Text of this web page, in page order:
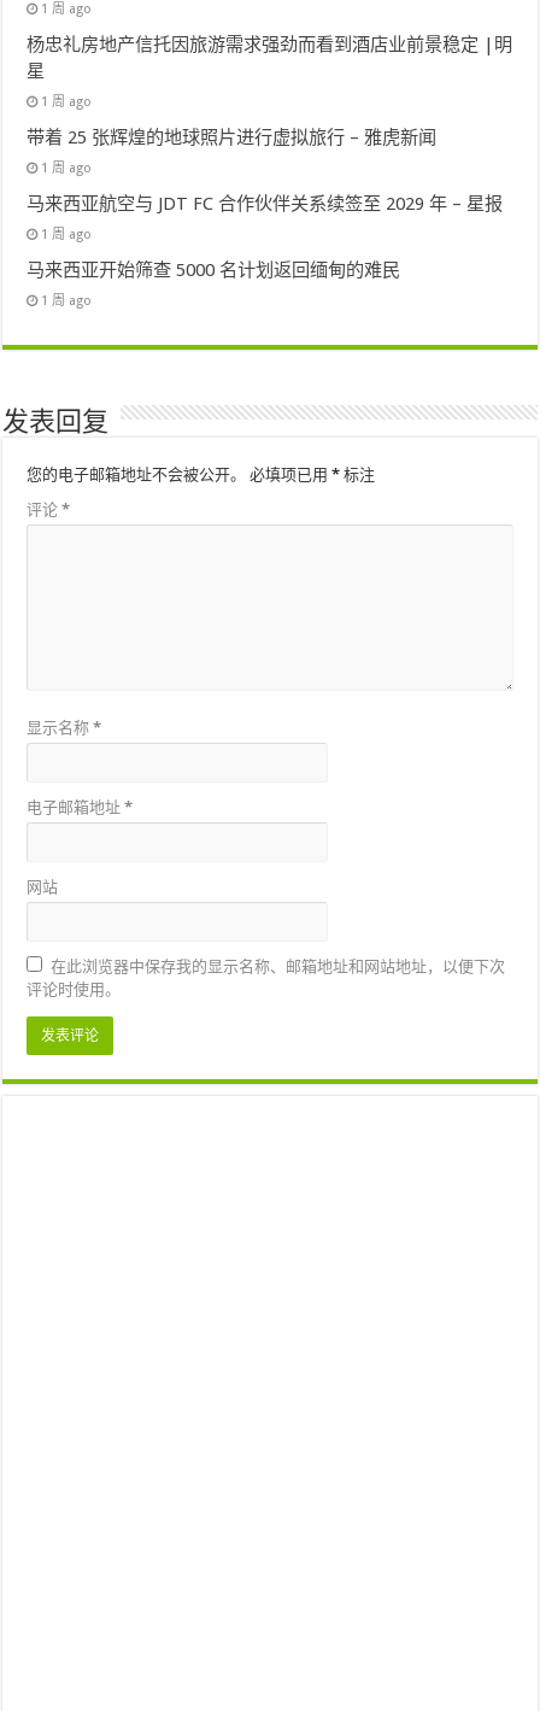
1 周 ago
杨忠礼房地产信托因旅游需求强劲而看到酒店业前景稳定 |明
星
1 周 ago
带着 25 张辉煌的地球照片进行虚拟旅行 – 雅虎新闻
1 周 ago
马来西亚航空与 JDT FC 合作伙伴关系续签至 2029 年 – 星报
1 周 ago
马来西亚开始筛查 5000 名计划返回缅甸的难民
1 周 ago
发表回复
您的电子邮箱地址不会被公开。 必填项已用* 标注
评论*
显示名称*
电子邮箱地址*
网站
在此浏览器中保存我的显示名称、邮箱地址和网站地址，以便下次
评论时使用。